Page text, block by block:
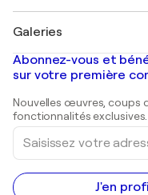
Banksy
Mr. Brainwash
Shepard Fairey
Tableaux abstraits à
Peintures de paysage
Estampes
Peintures acryliques
Galeries
Galeries d'art en
Galeries d'art en
Abonnez-vous et
sur votre première
Nouvelles œuvres, coups
fonctionnalités exclusives.
Saisissez
votre
adresse
e-
mail
J'en